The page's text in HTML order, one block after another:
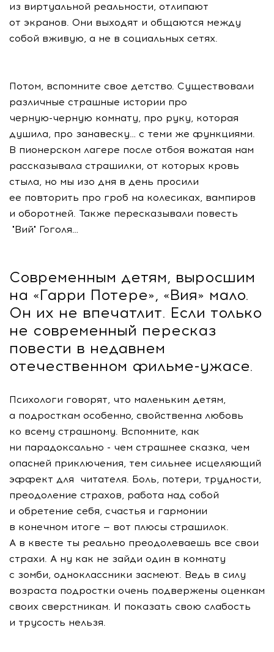
из виртуальной реальности, отлипают
от экранов. Они выходят и общаются между
собой вживую, а не в социальных сетях.
Потом, вспомните свое детство. Существовали
различные страшные истории про
черную-черную комнату, про руку, которая
душила, про занавеску… с теми же функциями.
В пионерском лагере после отбоя вожатая нам
рассказывала страшилки, от которых кровь
стыла, но мы изо дня в день просили
ее повторить про гроб на колесиках, вампиров
и оборотней. Также пересказывали повесть
"Вий" Гоголя…
Современным детям, выросшим
на «Гарри Потере», «Вия» мало.
Он их не впечатлит. Если только
не современный пересказ
повести в недавнем
отечественном фильме-ужасе.
Психологи говорят, что маленьким детям,
а подросткам особенно, свойственна любовь
ко всему страшному. Вспомните, как
ни парадоксально - чем страшнее сказка, чем
опасней приключения, тем сильнее исцеляющий
эффект для читателя. Боль, потери, трудности,
преодоление страхов, работа над собой
и обретение себя, счастья и гармонии
в конечном итоге — вот плюсы страшилок.
А в квесте ты реально преодолеваешь все свои
страхи. А ну как не зайди один в комнату
с зомби, одноклассники засмеют. Ведь в силу
возраста подростки очень подвержены оценкам
своих сверстникам. И показать свою слабость
и трусость нельзя.